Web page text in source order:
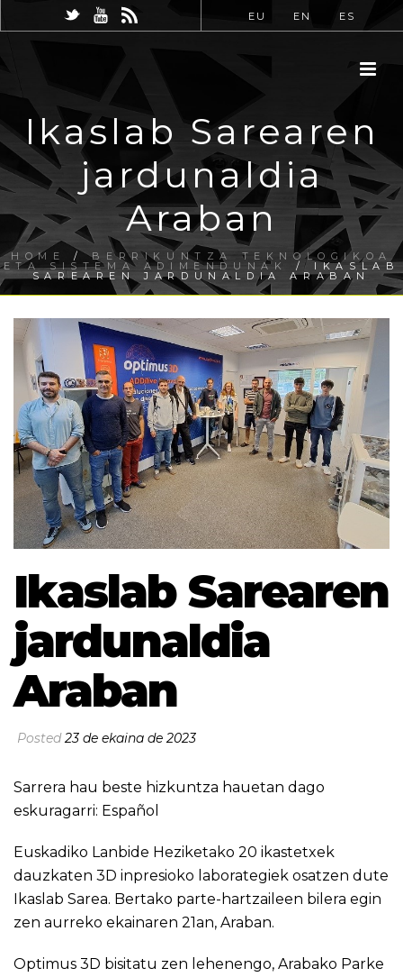
EU EN ES
Ikaslab Sarearen
jardunaldia
Araban
HOME /BERRIKUNTZA TEKNOLOGIKOA
ETA SISTEMA ADIMENDUNAK / IKASLAB
SAREAREN JARDUNALDIA ARABAN
Ikaslab Sarearen
jardunaldia
Araban
Posted23 de ekaina de 2023
Sarrera hau beste hizkuntza hauetan dago
eskuragarri: Español
Euskadiko Lanbide Heziketako 20 ikastetxek
dauzkaten 3D inpresioko laborategiek osatzen dute
Ikaslab Sarea. Bertako parte-hartzaileen bilera egin
zen aurreko ekainaren 21an, Araban.
Optimus 3D bisitatu zen lehenengo, Arabako Parke